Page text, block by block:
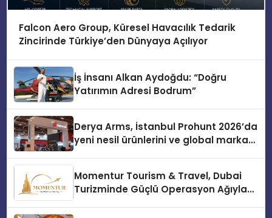
Falcon Aero Group, Küresel Havacılık Tedarik
Zincirinde Türkiye’den Dünyaya Açılıyor
İş İnsanı Alkan Aydoğdu: “Doğru
Yatırımın Adresi Bodrum”
Derya Arms, İstanbul Prohunt 2026’da
yeni nesil ürünlerini ve global marka
Momentur Tourism & Travel, Dubai
Turizminde Güçlü Operasyon Ağıyla